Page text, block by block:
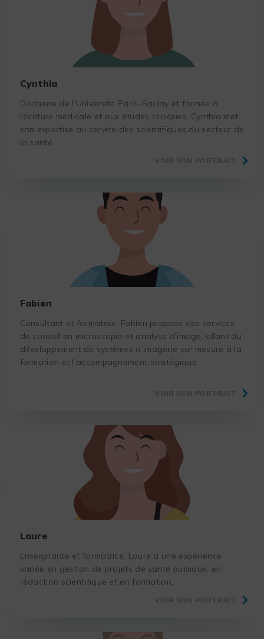
Cynthia
Docteure de l’Université Paris-Saclay et formée à
l’écriture médicale et aux études cliniques, Cynthia met
son expertise au service des scientifiques du secteur de
la santé.
VOIR SON PORTRAIT
Fabien
Consultant et formateur, Fabien propose des services
de conseil en microscopie et analyse d’image, allant du
développement de systèmes d’imagerie sur mesure à la
formation et l’accompagnement stratégique.
VOIR SON PORTRAIT
Laure
Enseignante et formatrice, Laure a une expérience
variée en gestion de projets de santé publique, en
rédaction scientifique et en formation.
VOIR SON PORTRAIT